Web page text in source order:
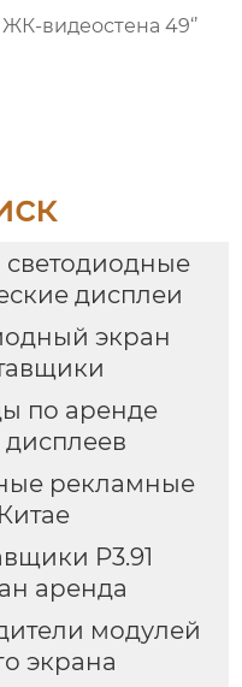
ЖК-видеостена 49‘’
дисплеи
экран
по аренде
рекламные
P3.91
аренда
модулей
экрана